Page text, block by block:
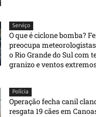
Serviço
O que é ciclone bomba?
preocupa
o Rio Grande do Sul com
granizo e ventos
Polícia
Operação fecha canil
resgata 19 cães em